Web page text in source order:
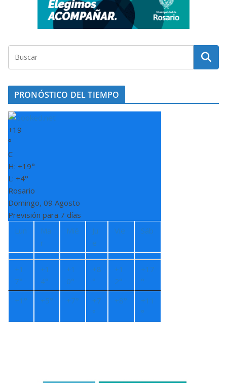
PRONÓSTICO DEL TIEMPO
+19
°
C
H: +19°
L: +4°
Rosario
Domingo, 09 Agosto
Previsión para 7 días
Lun
Ma
r
Mié
Ju
e
Vie Sáb
+1
7°
+1
4°
+1
0°
+8
°
+1
2°
+17
°
+1° +5° +7° +7
°
+8° +11
°